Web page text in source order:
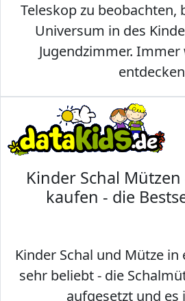
Teleskop zu
Universum in des
Jugendzimmer. Immer
Kinder Schal
kaufen - die
Kinder Schal und Mütze in
sehr beliebt - die
aufgesetzt und es